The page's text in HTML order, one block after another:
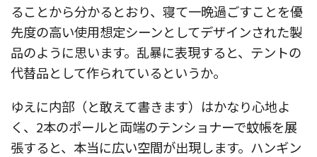
ることから分かるとおり、寝て一晩過ごすことを優
先度の高い使用想定シーンとしてデザインされた製
品のように思います。乱暴に表現すると、テントの
代替品として作られているというか。
ゆえに内部（と敢えて書きます）はかなり心地よ
く、2本のポールと両端のテンショナーで蚊帳を展
張すると、本当に広い空間が出現します。ハンギン